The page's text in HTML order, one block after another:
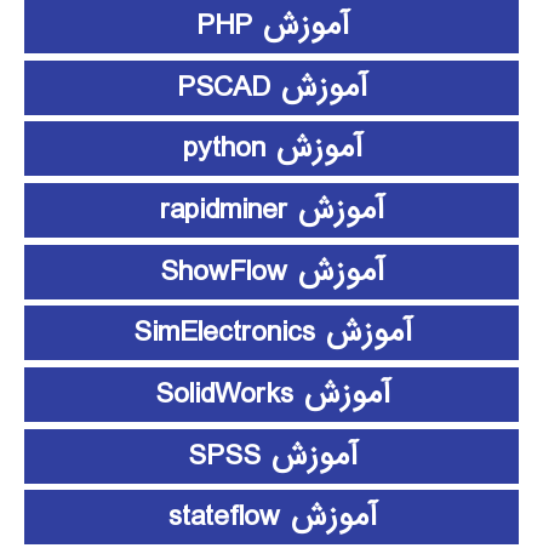
آموزش PHP
آموزش PSCAD
آموزش python
آموزش rapidminer
آموزش ShowFlow
آموزش SimElectronics
آموزش SolidWorks
آموزش SPSS
آموزش stateflow